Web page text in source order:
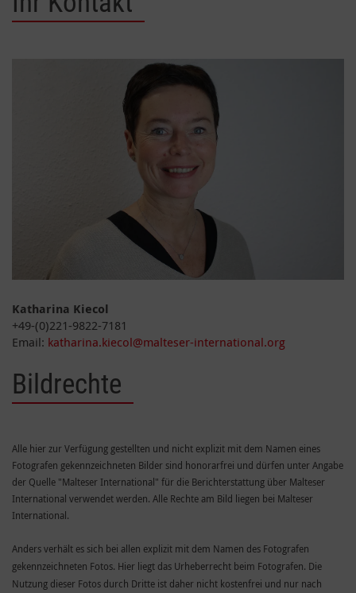
Katharina Kiecol
+49-(0)221-9822-7181
Email: katharina.kiecol@malteser-international.org
Bildrechte
Alle hier zur Verfügung gestellten und nicht explizit mit dem Namen eines
Fotografen gekennzeichneten Bilder sind honorarfrei und dürfen unter Angabe
der Quelle "Malteser International" für die Berichterstattung über Malteser
International verwendet werden. Alle Rechte am Bild liegen bei Malteser
International.
Anders verhält es sich bei allen explizit mit dem Namen des Fotografen
gekennzeichneten Fotos. Hier liegt das Urheberrecht beim Fotografen. Die
Nutzung dieser Fotos durch Dritte ist daher nicht kostenfrei und nur nach